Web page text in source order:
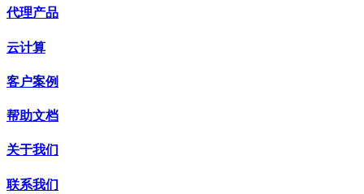
代理产品
云计算
客户案例
帮助文档
关于我们
联系我们